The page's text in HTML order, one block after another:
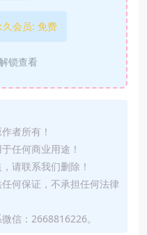
久会员: 免费
锁查看
者所有！
任何商业用途！
请联系我们删除！
何保证，不承担任何法律
信：2668816226。